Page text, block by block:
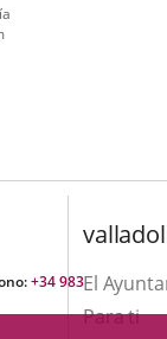
+34 983El
Para ti